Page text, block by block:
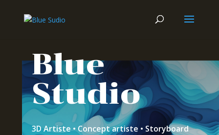
Blue
Studio
3D Artiste • Concept artiste • Storyboard